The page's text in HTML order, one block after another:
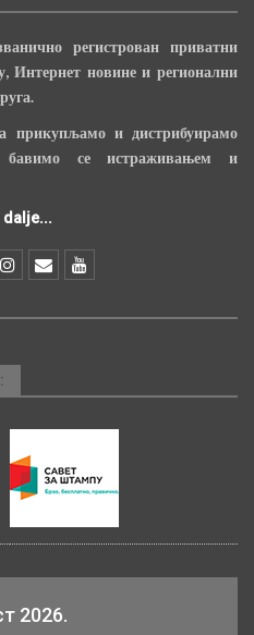
регистрован приватни
Интернет новине и регионални
и дистрибуирамо
бавимо се истраживањем и
dalje...
2026.